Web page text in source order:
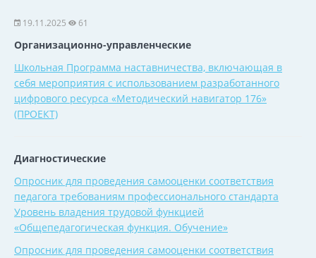
19.11.2025 61
Организационно-управленческие
Школьная Программа наставничества, включающая в
себя мероприятия с использованием разработанного
цифрового ресурса «Методический навигатор 176»
(ПРОЕКТ)
Диагностические
Опросник для проведения самооценки соответствия
педагога требованиям профессионального стандарта
Уровень владения трудовой функцией
«Общепедагогическая функция. Обучение»
Опросник для проведения самооценки соответствия